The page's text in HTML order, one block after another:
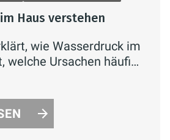
Haus verstehen
wie Wasserdruck im
welche Ursachen häufig
systematisch